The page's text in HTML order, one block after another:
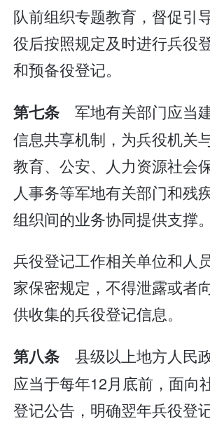
队前组织专题教育，督促引
役后按照规定及时进行兵役
和预备役登记。
第七条军地有关部门应当
信息共享机制，为兵役机关
教育、公安、人力资源社会
人事务等军地有关部门和残
组织间的业务协同提供支撑。
兵役登记工作相关单位和人
家保密规定，不得泄露或者
供收集的兵役登记信息。
第八条县级以上地方人民
应当于每年12月底前，面向
登记公告，明确翌年兵役登